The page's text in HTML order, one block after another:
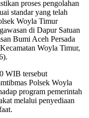
proses pengolahan
standar yang telah
Woyla Timur
di Dapur Satuan
Bumi Aceh Persada
Woyla Timur,
WIB tersebut
Polsek Woyla
program pemerintah
melalui penyediaan